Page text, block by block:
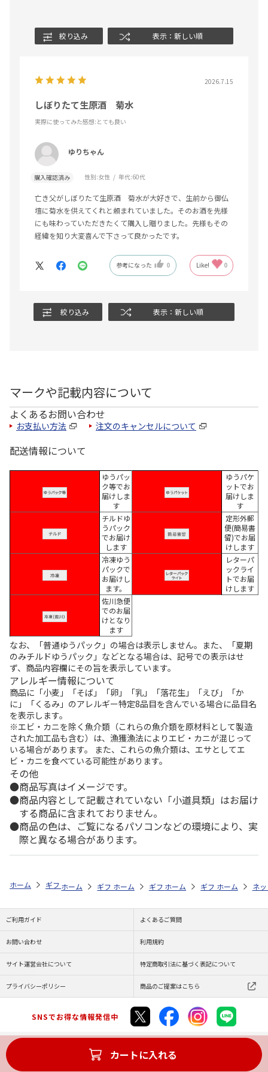
絞り込み 表示：新しい順
2026.7.15
しぼりたて生原酒 菊水
実際に使ってみた感想:とても良い
ゆりちゃん
購入確認済み 性別:女性 年代:60代
亡き父がしぼりたて生原酒 菊水が大好きで、生前から御仏
壇に菊水を供えてくれと頼まれていました。そのお酒を先様
にも味わっていただきたくて購入し贈りました。先様もその
経緯を知り大変喜んで下さって良かったです。
参考になった 0 Like! 0
絞り込み 表示：新しい順
マークや記載内容について
よくあるお問い合わせ
お支払い方法 注文のキャンセルについて
配送情報について
ゆうパッ
ク等でお
届けしま
す
ゆうパケ
ットでお
届けしま
す
チルドゆ
うパック
でお届け
します
定形外郵
便(簡易書
留)でお届
けします
冷凍ゆう
パックで
お届けし
ます。
レターパ
ックライ
トでお届
けします
佐川急便
でのお届
けとなり
ます
なお、「普通ゆうパック」の場合は表示しません。また、「夏期
のみチルドゆうパック」などとなる場合は、記号での表示はせ
ず、商品内容欄にその旨を表示しています。
アレルギー情報について
商品に「小麦」「そば」「卵」「乳」「落花生」「えび」「か
に」「くるみ」のアレルギー特定8品目を含んでいる場合に品目名
を表示します。
※エビ・カニを除く魚介類（これらの魚介類を原材料として製造
された加工品も含む）は、漁獲漁法によりエビ・カニが混じって
いる場合があります。 また、これらの魚介類は、エサとしてエ
ビ・カニを食べている可能性があります。
その他
商品写真はイメージです。
商品内容として記載されていない「小道具類」はお届け
する商品に含まれておりません。
商品の色は、ご覧になるパソコンなどの環境により、実
際と異なる場合があります。
カートに入れる
ホーム ギフトストア お中元・夏ギフト特集 2026 贈る相手から探す
ホーム ギフトストア お中元・夏ギフト特集 2026
ホーム ギフトストア お中元・夏ギフト
ホーム ギフトストア お
ホーム ネ
ご利用ガイド よくあるご質問
お問い合わせ 利用規約
サイト運営会社について 特定商取引法に基づく表記について
プライバシーポリシー 商品のご提案はこちら
SNSでお得な情報発信中